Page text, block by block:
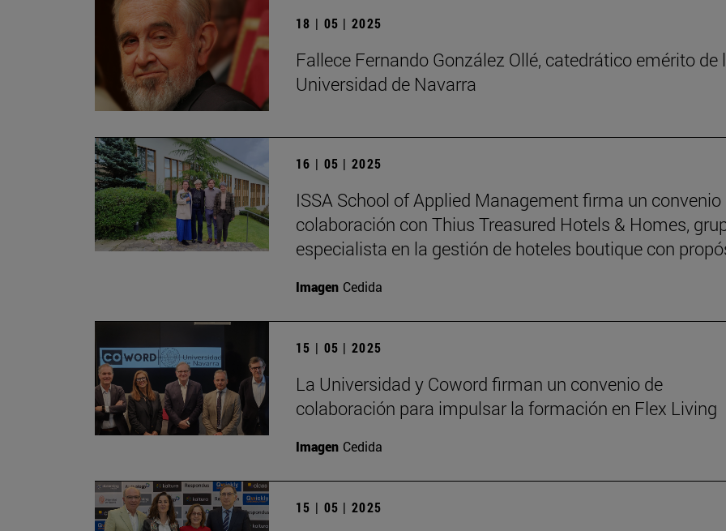
18 | 05 | 2025
Fallece Fernando González Ollé, catedrático emérito de
Universidad de Navarra
16 | 05 | 2025
ISSA School of Applied Management firma un convenio
colaboración con Thius Treasured Hotels & Homes,
especialista en la gestión de hoteles boutique con
Imagen Cedida
15 | 05 | 2025
La Universidad y Coword firman un convenio de
colaboración para impulsar la formación en Flex Living
Imagen Cedida
15 | 05 | 2025